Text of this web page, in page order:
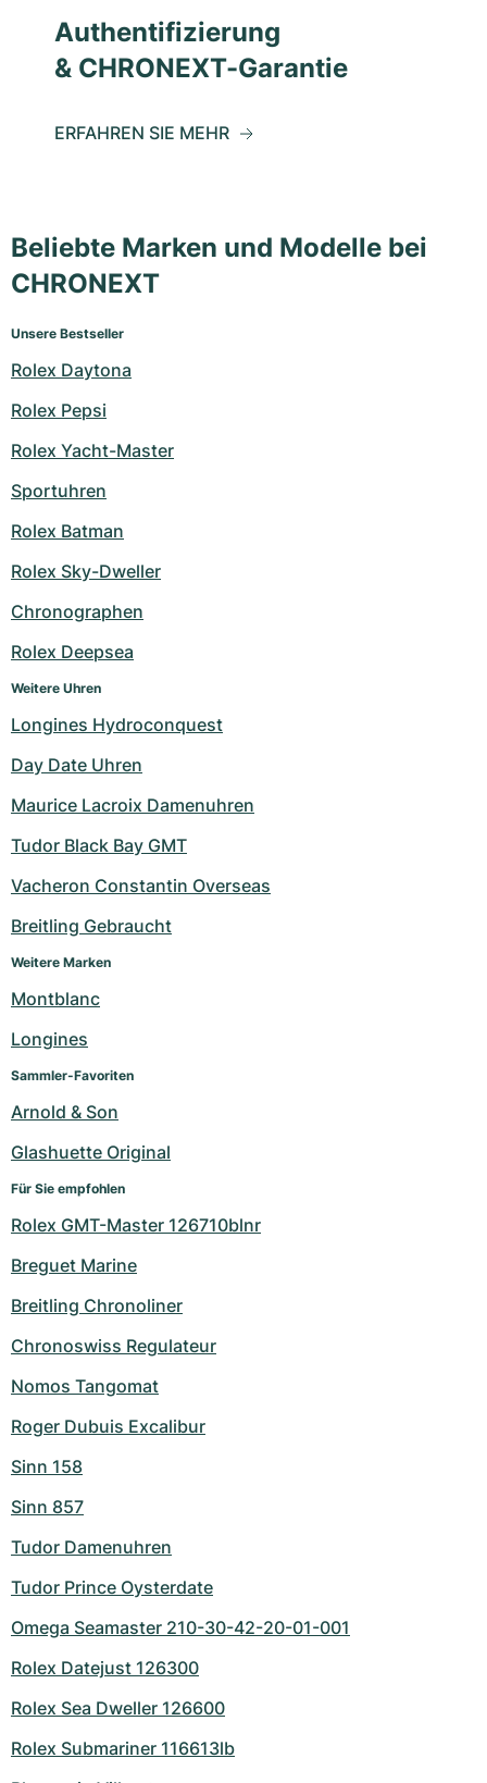
Authentifizierung
& CHRONEXT-Garantie
ERFAHREN SIE MEHR
Beliebte Marken und Modelle bei
CHRONEXT
Unsere Bestseller
Rolex Daytona
Rolex Pepsi
Rolex Yacht-Master
Sportuhren
Rolex Batman
Rolex Sky-Dweller
Chronographen
Rolex Deepsea
Weitere Uhren
Longines Hydroconquest
Day Date Uhren
Maurice Lacroix Damenuhren
Tudor Black Bay GMT
Vacheron Constantin Overseas
Breitling Gebraucht
Weitere Marken
Montblanc
Longines
Sammler-Favoriten
Arnold & Son
Glashuette Original
Für Sie empfohlen
Rolex GMT-Master 126710blnr
Breguet Marine
Breitling Chronoliner
Chronoswiss Regulateur
Nomos Tangomat
Roger Dubuis Excalibur
Sinn 158
Sinn 857
Tudor Damenuhren
Tudor Prince Oysterdate
Omega Seamaster 210-30-42-20-01-001
Rolex Datejust 126300
Rolex Sea Dweller 126600
Rolex Submariner 116613lb